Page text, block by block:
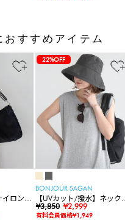
おすすめアイテム
ロンシ
22%OFF
BONJOUR SAGAN
【UVカット/撥水】ネックカ
バー付きワイドリムハット
¥3,850 ¥2,999
有料会員価格¥1,949